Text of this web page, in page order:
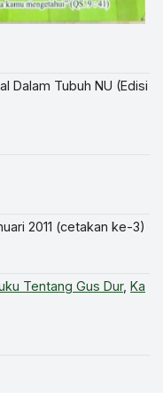
Dalam Tubuh NU (Edisi
2011 (cetakan ke-3)
Tentang Gus Dur, Ka